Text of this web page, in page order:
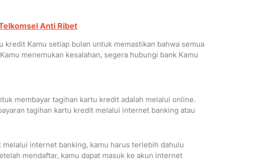
Anti Ribet
Kamu setiap bulan untuk memastikan bahwa semua
menemukan kesalahan, segera hubungi bank Kamu
membayar tagihan kartu kredit adalah melalui online.
tagihan kartu kredit melalui internet banking atau
internet banking, kamu harus terlebih dahulu
mendaftar, kamu dapat masuk ke akun internet